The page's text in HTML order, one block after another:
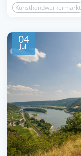
Kunsthandwerkermarkt
04
Juli